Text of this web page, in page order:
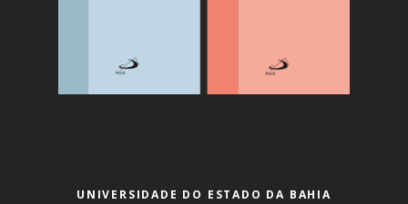
UNIVERSIDADE DO ESTADO DA BAHIA